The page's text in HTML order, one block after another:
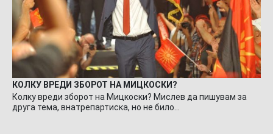
КОЛКУ ВРЕДИ ЗБОРОТ НА МИЦКОСКИ?
Колку вреди зборот на Мицкоски? Мислев да пишувам за
друга тема, внатрепартиска, но не било…